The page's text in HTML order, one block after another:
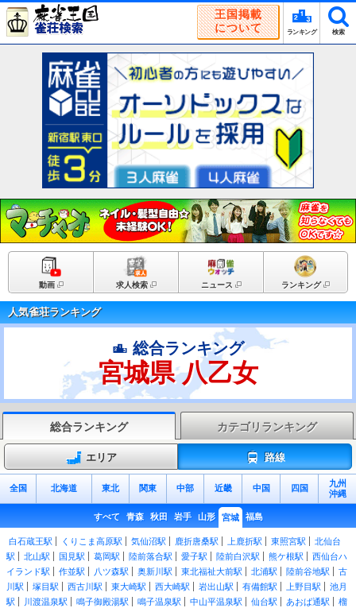
王国掲載
について
ランキング 検索
動画 求人検索 ニュース ランキング
人気雀荘ランキング
総合ランキング
宮城県 八乙女
総合ランキング カテゴリランキング
エリア 路線
全国 北海道 東北 関東 中部 近畿 中国 四国
九州
沖縄
すべて 青森 秋田 岩手 山形 宮城 福島
白石蔵王駅 くりこま高原駅 気仙沼駅 鹿折唐桑駅 上鹿折駅 東照宮駅
北仙台
駅
北山駅 国見駅 葛岡駅 陸前落合駅 愛子駅 陸前白沢駅 熊ケ根駅
西仙台ハ
イランド駅
作並駅 八ツ森駅 奥新川駅 東北福祉大前駅 北浦駅 陸前谷地駅
古
川駅
塚目駅 西古川駅 東大崎駅 西大崎駅 岩出山駅 有備館駅 上野目駅
池月
駅
川渡温泉駅 鳴子御殿湯駅 鳴子温泉駅 中山平温泉駅 仙台駅 あおば通駅
榴